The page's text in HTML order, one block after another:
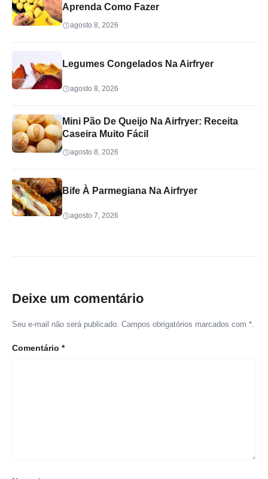
Aprenda Como Fazer
agosto 8, 2026
Legumes Congelados Na Airfryer
agosto 8, 2026
Mini Pão De Queijo Na Airfryer: Receita
Caseira Muito Fácil
agosto 8, 2026
Bife À Parmegiana Na Airfryer
agosto 7, 2026
Deixe um comentário
Seu e-mail não será publicado. Campos obrigatórios marcados com *.
Comentário *